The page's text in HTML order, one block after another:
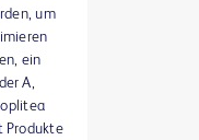
um
ein
A,
Produkte